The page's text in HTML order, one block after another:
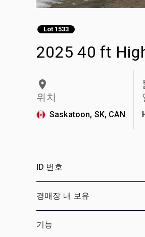
Lot 1533
2025 40 ft
위치
Saskatoon, SK, CAN
ID 번호
경매장 내 보유
기능